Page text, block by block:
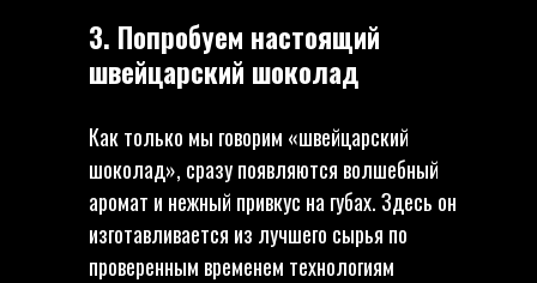
3. Попробуем настоящий
швейцарский шоколад
Как только мы говорим «швейцарский
шоколад», сразу появляются волшебный
аромат и нежный привкус на губах. Здесь он
изготавливается из лучшего сырья по
проверенным временем технологиям